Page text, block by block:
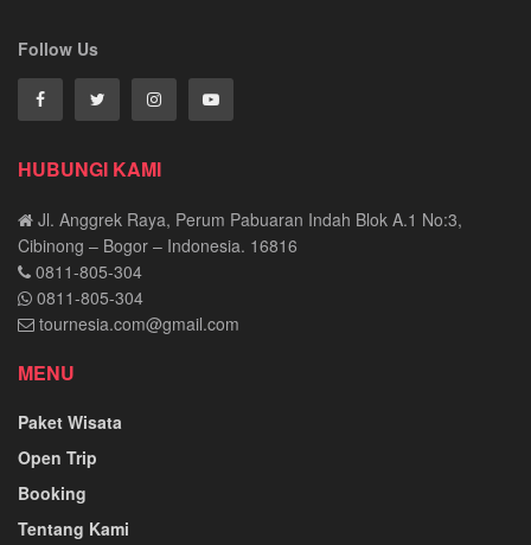
Follow Us
HUBUNGI KAMI
Jl. Anggrek Raya, Perum Pabuaran Indah Blok A.1 No:3,
Cibinong – Bogor – Indonesia. 16816
0811-805-304
0811-805-304
tournesia.com@gmail.com
MENU
Paket Wisata
Open Trip
Booking
Tentang Kami